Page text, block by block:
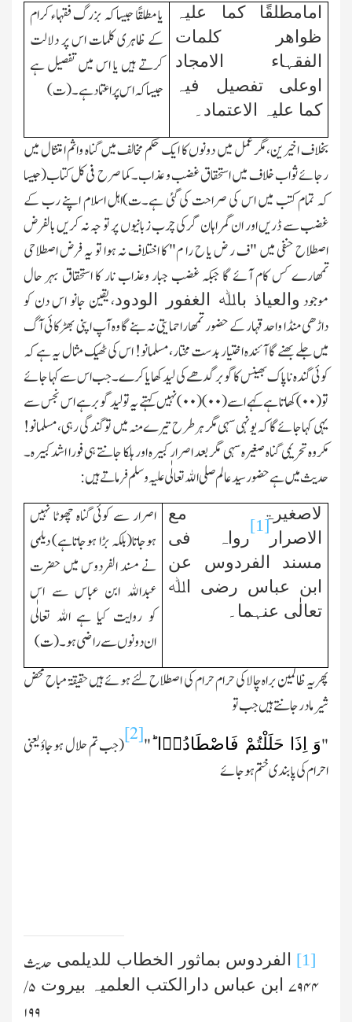
امامطلقًا کما علیہ
ظواھر کلمات
الفقہاء الامجاد
اوعلی تفصیل فیہ
کما علیہ الاعتماد۔
یا مطلقًا جیسا کہ بزرگ فقہاء کرام
کے ظاہری کلمات اس پر دلالت
کرتے ہیں یا اس میں تفصیل ہے
جیسا کہ اس پراعتماد ہے۔(ت)
بخلاف اخیرین،مگر عمل میں دونوں کا ایك حکم مخالف میں گناہ واثم امتثال میں
رجائے ثواب خلاف میں استحقاق غضب و عذاب۔کما صرح فی کل کتاب(جیسا
کہ تمام کتب میں اس کی صراحت کی گئی ہے۔ت)اہل اسلام اپنے رب کے
غضب سے ڈریں اور ان گمراہان گر کی چرب زبانیوں پر تو جہ نہ کریں بالفرض
اصطلاح حنفی میں "ف ر ض یا ح را م" کا اختلاف نہ ہوا تو یہ فرض اصطلاحی
تمھارے کس کام آئے گا جبکہ غضب جبار وعذاب نار کا استحقاق بہر حال
موجود والعیاذ باﷲ الغفور الودود، یقین جانو اس دن کو
داڑھی منڈا واحد قہار کے حضور تمھارا حمایتی نہ بنے گا وہ آپ اپنی بھڑکائی آگ
میں جلے بھنے گا آئندہ اختیار بدست مختار،مسلمانو! اس کی ٹھیك مثال یہ ہے کہ
کوئی گندہ ناپاك بھینس کا گوبر گدھے کی لید کھایا کرے۔جب اس سے کہا جائے
تو(۰۰)کھاتا ہے کہے اسے(۰۰)(۰۰)
نہیں کہتے یہ تولید گوبر ہے اس نجس سے
یہی کہا جائے گا کہ یونہی سہی مگر ہرطرح تیرے منہ میں تو گندگی رہی،مسلمانو!
مکروہ تحریمی گناہ صغیرہ سہی مگر بعد اصرار کبیرہ اور ہلکا جانتے ہی فورا اشد کبیرہ۔
حدیث میں ہے حضور سید عالم صلی اﷲ تعالٰی علیہ وسلم فرماتے ہیں:
لاصغیرۃ مع
الاصرار
[1]
رواہ فی
مسند الفردوس عن
ابن عباس رضی اﷲ
تعالٰی عنہما۔
اصرار سے کوئی گناہ چھوٹا نہیں
ہوجاتا(بلکہ بڑا ہوجاتاہے) دیلمی
نے مسند الفردوس میں حضرت
عبداﷲ ابن عباس سے اس
کو روایت کیا ہے اﷲ تعالٰی
اندونوں سے راضی ہو۔ (ت)
پھریہ ظالمین براہ چالاکی حرام حرام کی اصطلاح لئے ہوئے ہیں حقیقۃ مباح محض
شیر مادر جانتے ہیں جب تو
"وَ اِذَا حَلَلْتُمْ فَاصْطَادُوۡا ؕ"
[2](جب تم حلال ہوجاؤ یعنی
احرام کی پابندی ختم ہوجائے
[1] الفردوس بماثور الخطاب للدیلمی حدیث
۷۹۴۴ ابن عباس دارالکتب العلمیہ بیروت
۵/
۱۹۹